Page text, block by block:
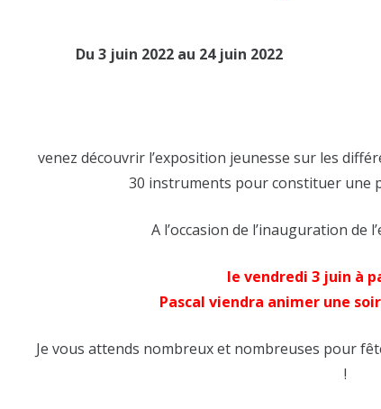
Du 3 juin 2022 au 24 juin 2022
venez découvrir l’exposition jeunesse sur les
30 instruments pour constituer une
A l’occasion de l’inauguration de
le vendredi 3 juin à
Pascal viendra animer une
Je vous attends nombreux et nombreuses pour
!